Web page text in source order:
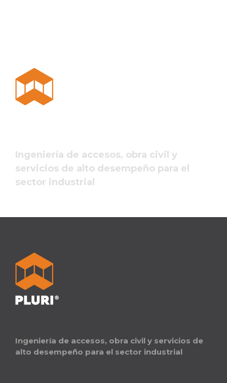
Ingeniería de accesos, obra civil y
servicios de alto desempeño para el
sector industrial
Ingeniería de accesos, obra civil y servicios de
alto desempeño para el sector industrial